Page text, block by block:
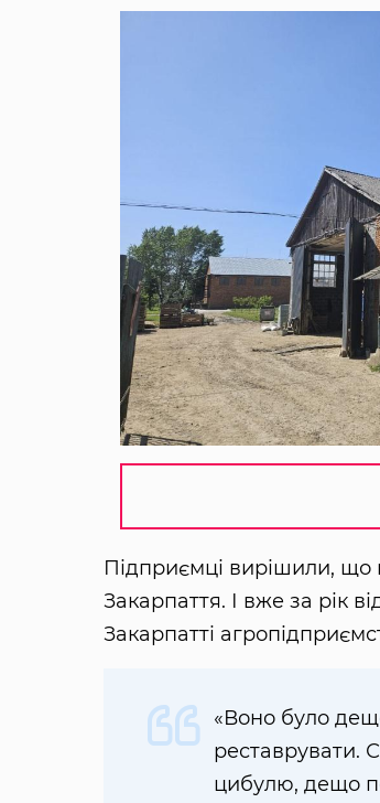
Підприємці вирішили, що
Закарпаття. І вже за рік
Закарпатті
«Воно було
реставрувати.
цибулю, дещо